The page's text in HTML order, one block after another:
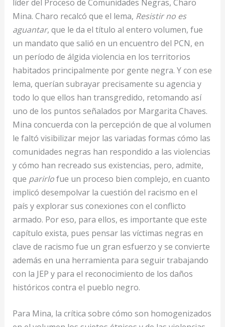
líder del Proceso de Comunidades Negras, Charo
Mina. Charo recalcó que el lema, Resistir no es
aguantar, que le da el título al entero volumen, fue
un mandato que salió en un encuentro del PCN, en
un período de álgida violencia en los territorios
habitados principalmente por gente negra. Y con ese
lema, querían subrayar precisamente su agencia y
todo lo que ellos han transgredido, retomando así
uno de los puntos señalados por Margarita Chaves.
Mina concuerda con la percepción de que al volumen
le faltó visibilizar mejor las variadas formas cómo las
comunidades negras han respondido a las violencias
y cómo han recreado sus existencias, pero, admite,
que parirlofue un proceso bien complejo, en cuanto
implicó desempolvar la cuestión del racismo en el
país y explorar sus conexiones con el conflicto
armado. Por eso, para ellos, es importante que este
capítulo exista, pues pensar las víctimas negras en
clave de racismo fue un gran esfuerzo y se convierte
además en una herramienta para seguir trabajando
con la JEP y para el reconocimiento de los daños
históricos contra el pueblo negro.
Para Mina, la crítica sobre cómo son homogenizados